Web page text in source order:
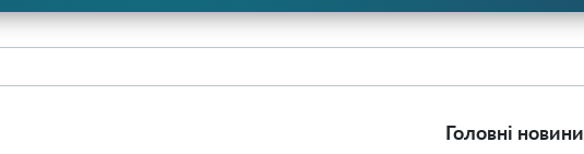
Головні новини